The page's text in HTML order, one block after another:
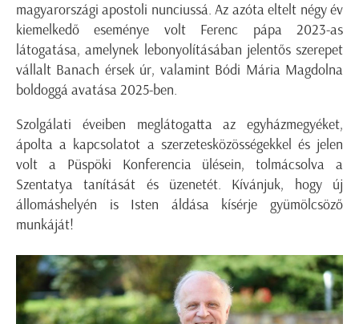
magyarországi apostoli nunciussá. Az azóta eltelt négy év
kiemelkedő eseménye volt Ferenc pápa 2023-as
látogatása, amelynek lebonyolításában jelentős szerepet
vállalt Banach érsek úr, valamint Bódi Mária Magdolna
boldoggá avatása 2025-ben.
Szolgálati éveiben meglátogatta az egyházmegyéket,
ápolta a kapcsolatot a szerzetesközösségekkel és jelen
volt a Püspöki Konferencia ülésein, tolmácsolva a
Szentatya tanítását és üzenetét. Kívánjuk, hogy új
állomáshelyén is Isten áldása kísérje gyümölcsöző
munkáját!